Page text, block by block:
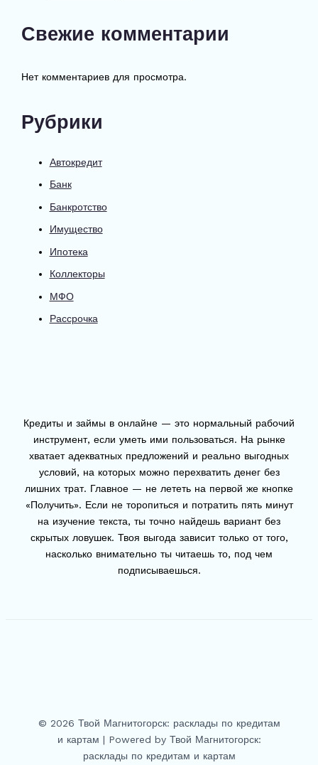
Свежие комментарии
Нет комментариев для просмотра.
Рубрики
Автокредит
Банк
Банкротство
Имущество
Ипотека
Коллекторы
МФО
Рассрочка
Кредиты и займы в онлайне — это нормальный рабочий
инструмент, если уметь ими пользоваться. На рынке
хватает адекватных предложений и реально выгодных
условий, на которых можно перехватить денег без
лишних трат. Главное — не лететь на первой же кнопке
«Получить». Если не торопиться и потратить пять минут
на изучение текста, ты точно найдешь вариант без
скрытых ловушек. Твоя выгода зависит только от того,
насколько внимательно ты читаешь то, под чем
подписываешься.
© 2026 Твой Магнитогорск: расклады по кредитам
и картам | Powered by Твой Магнитогорск:
расклады по кредитам и картам